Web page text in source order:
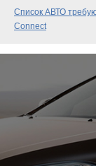
Список АВТО
Connect